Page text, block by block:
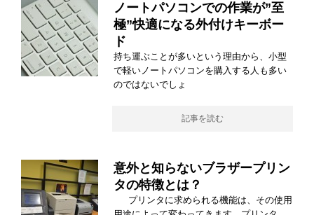
ノートパソコンでの作業が”至
極”快適になる外付けキーボー
ド
持ち運ぶことが多いという理由から、小型
で軽いノートパソコンを購入する人も多い
のではないでしょ
記事を読む
意外と知らないブラザープリン
タの特徴とは？
プリンタに求められる機能は、その使用